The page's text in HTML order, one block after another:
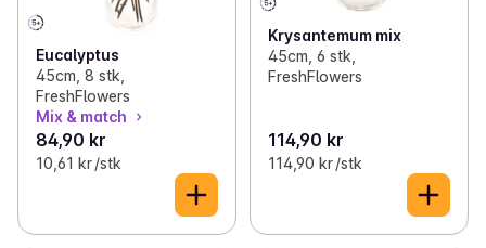
Eucalyptus
45cm, 8 stk,
FreshFlowers
Mix & match
84,90 kr
10,61 kr /stk
Krysantemum mix
45cm, 6 stk,
FreshFlowers
114,90 kr
114,90 kr /stk